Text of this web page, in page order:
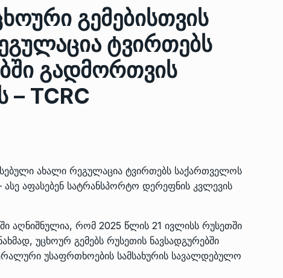
გემებისთვის
ტვირთებს
გადმორთვის
– TCRC
ახალი რეგულაცია ტვირთებს საქართველოს
აფასებენ სატრანსპორტო დერეფნის კვლევის
აღნიშნულია, რომ 2025 წლის 21 ივლისს რუსეთში
უცხოურ გემებს რუსეთის ნავსადგურებში
უსაფრთხოების სამსახურის სავალდებულო
შუა
ᲠᲔᲒᲘᲝᲜᲔᲑᲘ 13/05/2022
13
მარაგი დღეისათვის გვაქვს
საკმარისზე მეტი, თუმცა…
ᲒᲐᲜᲐᲗᲚᲔᲑᲐ 15/05/2022
15
რეაბილიტირებული ოზურგეთის…
ᲒᲐᲜᲐᲗᲚᲔᲑᲐ 15/05/2022